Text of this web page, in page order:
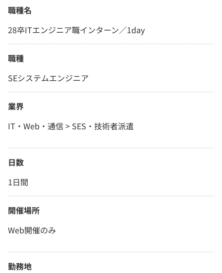
職種名
28卒ITエンジニア職インターン／1day
職種
SEシステムエンジニア
業界
IT・Web・通信 > SES・技術者派遣
日数
1日間
開催場所
Web開催のみ
勤務地